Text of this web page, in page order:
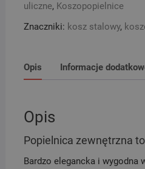
uliczne, Koszopopielnice
Znaczniki: kosz stalowy,
Opis Informacje
Opis
Popielnica zewnętrzna
Bardzo elegancka i wygodna